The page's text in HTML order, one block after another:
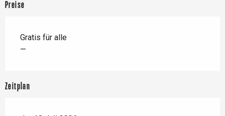
Preise
Gratis für alle
—
Zeitplan